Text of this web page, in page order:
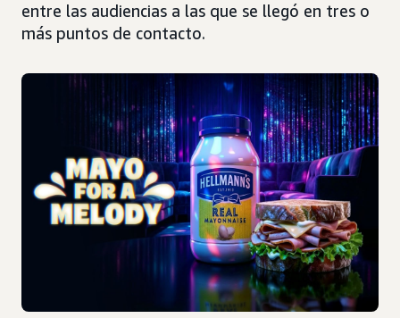
entre las audiencias a las que se llegó en tres o
más puntos de contacto.